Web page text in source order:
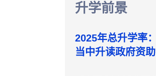
升学前景
2025年总升学率
当中升读政府资